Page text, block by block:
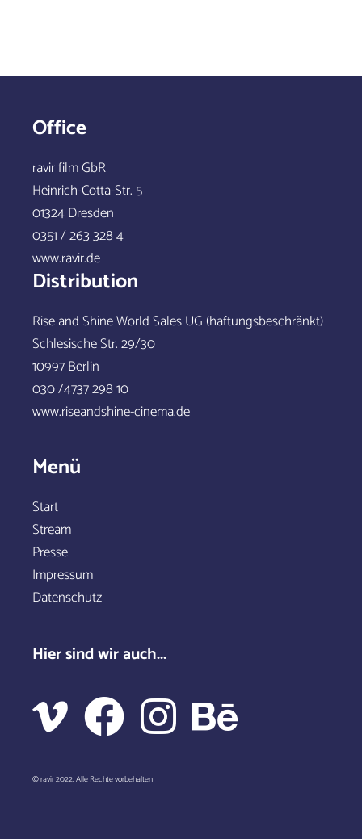
Office
ravir film GbR
Heinrich-Cotta-Str. 5
01324 Dresden
0351 / 263 328 4
www.ravir.de
Distribution
Rise and Shine World Sales UG (haftungsbeschränkt)
Schlesische Str. 29/30
10997 Berlin
030 /4737 298 10
www.riseandshine-cinema.de
Menü
Start
Stream
Presse
Impressum
Datenschutz
Hier sind wir auch...
© ravir 2022. Alle Rechte vorbehalten